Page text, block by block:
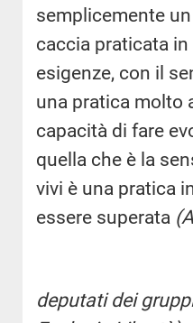
semplicemente
caccia praticata
esigenze, con il
una pratica molto
capacità di fare
quella che è la
vivi è una pratica
essere superata
deputati dei